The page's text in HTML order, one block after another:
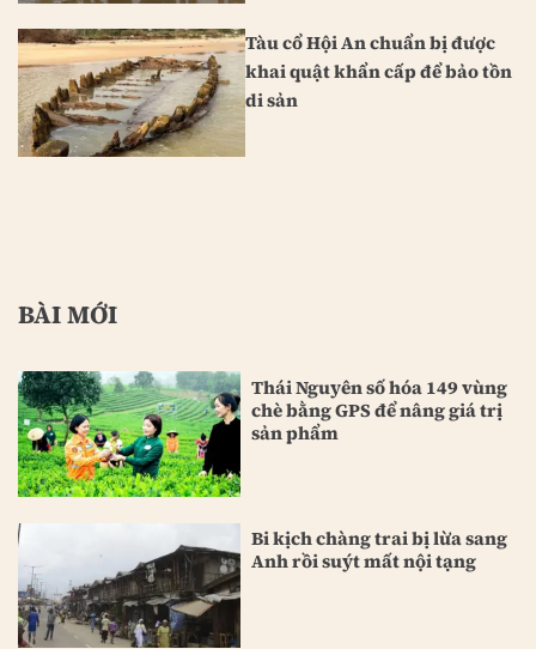
Tàu cổ Hội An chuẩn bị được
khai quật khẩn cấp để bảo tồn
di sản
BÀI MỚI
Thái Nguyên số hóa 149 vùng
chè bằng GPS để nâng giá trị
sản phẩm
Bi kịch chàng trai bị lừa sang
Anh rồi suýt mất nội tạng